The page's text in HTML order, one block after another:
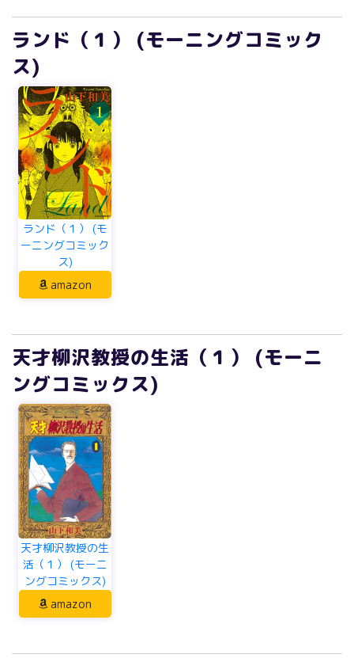
ランド（１） (モーニングコミック
ス)
ランド（１） (モ
ーニングコミック
ス)
amazon
天才柳沢教授の生活（１） (モーニ
ングコミックス)
天才柳沢教授の生
活（１） (モーニ
ングコミックス)
amazon